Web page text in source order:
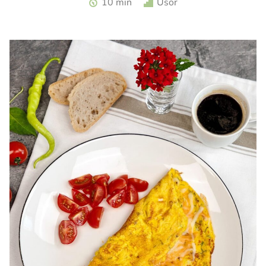
10 min Usor